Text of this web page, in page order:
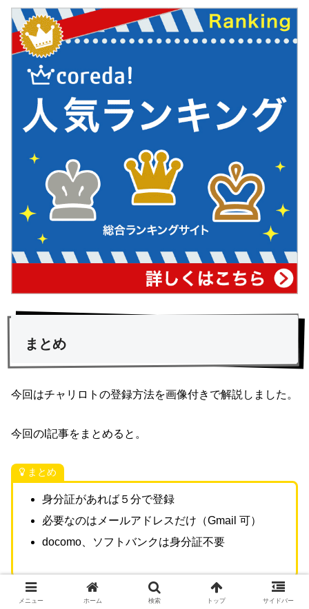
まとめ
今回はチャリロトの登録方法を画像付きで解説しました。
今回のl記事をまとめると。
まとめ
身分証があれば５分で登録
必要なのはメールアドレスだけ（Gmail 可）
docomo、ソフトバンクは身分証不要
メニュー ホーム 検索 トップ サイドバー